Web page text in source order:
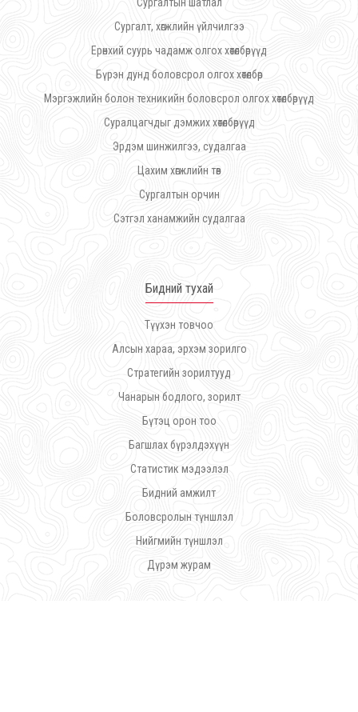
Сургалт, хөгжлийн үйлчилгээ
Ерөнхий суурь чадамж олгох хөтөлбөрүүд
Бүрэн дунд боловсрол олгох хөтөлбөр
Мэргэжлийн болон техникийн боловсрол олгох хөтөлбөрүүд
Суралцагчдыг дэмжих хөтөлбөрүүд
Эрдэм шинжилгээ, судалгаа
Цахим хөгжлийн төв
Сургалтын орчин
Сэтгэл ханамжийн судалгаа
Бидний тухай
Түүхэн товчоо
Алсын хараа, эрхэм зорилго
Стратегийн зорилтууд
Чанарын бодлого, зорилт
Бүтэц орон тоо
Багшлах бүрэлдэхүүн
Статистик мэдээлэл
Бидний амжилт
Боловсролын түншлэл
Нийгмийн түншлэл
Дүрэм журам